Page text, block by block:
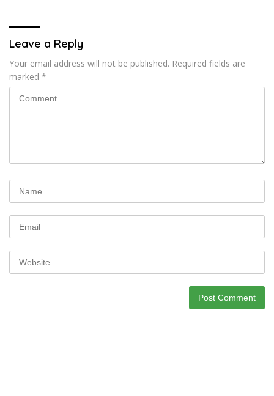
Leave a Reply
Your email address will not be published. Required fields are
marked *